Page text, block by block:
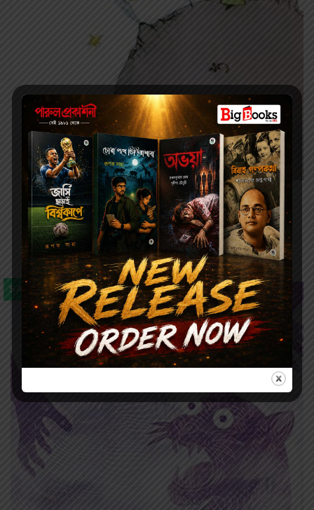
CHHOTTO RAJKUMAR / ছোট্ট রাজকুমার
Children Books
180.00 144.00
SALE